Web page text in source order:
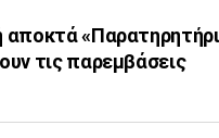
αποκτά
τις παρεμβάσεις